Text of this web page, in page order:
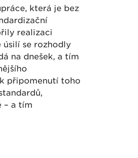
která je bez
realizaci
se rozhodly
na dnešek, a tím
připomenutí toho
– a tím